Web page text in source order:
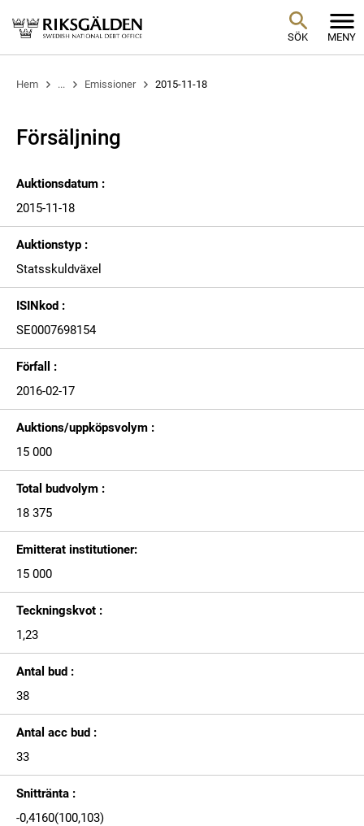
SÖK MENY
Hem ... Emissioner 2015-11-18
Försäljning
Auktionsdatum :
2015-11-18
Auktionstyp :
Statsskuldväxel
ISINkod :
SE0007698154
Förfall :
2016-02-17
Auktions/uppköpsvolym :
15 000
Total budvolym :
18 375
Emitterat institutioner:
15 000
Teckningskvot :
1,23
Antal bud :
38
Antal acc bud :
33
Snittränta :
-0,4160(100,103)